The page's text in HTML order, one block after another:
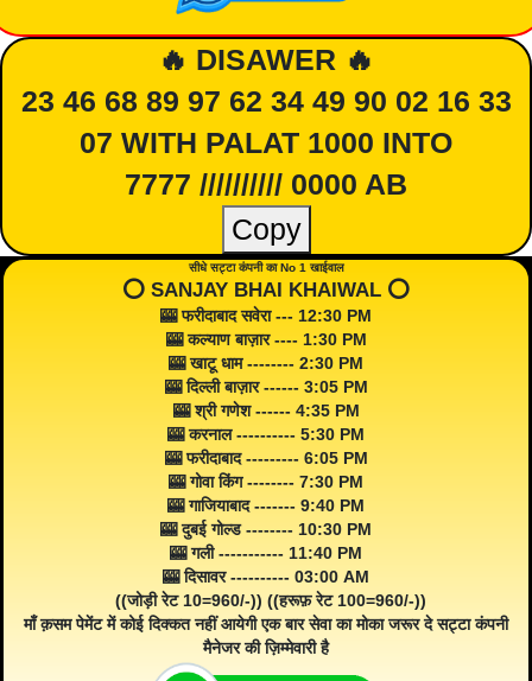
🔥 DISAWER 🔥
23 46 68 89 97 62 34 49 90 02 16 33
07 WITH PALAT 1000 INTO
7777 ////////// 0000 AB
Copy
सीधे सट्टा कंपनी का No 1 खाईवाल
⭕️ SANJAY BHAI KHAIWAL ⭕️
🎰 फरीदाबाद सवेरा --- 12:30 PM
🎰 कल्याण बाज़ार ---- 1:30 PM
🎰 खाटू धाम -------- 2:30 PM
🎰 दिल्ली बाज़ार ------ 3:05 PM
🎰 श्री गणेश ------ 4:35 PM
🎰 करनाल ---------- 5:30 PM
🎰 फरीदाबाद --------- 6:05 PM
🎰 गोवा किंग -------- 7:30 PM
🎰 गाजियाबाद ------- 9:40 PM
🎰 दुबई गोल्ड -------- 10:30 PM
🎰 गली ----------- 11:40 PM
🎰 दिसावर ---------- 03:00 AM
((जोड़ी रेट 10=960/-)) ((हरूफ़ रेट 100=960/-))
माँ क़सम पेमेंट में कोई दिक्कत नहीं आयेगी एक बार सेवा का मोका जरूर दे सट्टा कंपनी
मैनेजर की ज़िम्मेवारी है